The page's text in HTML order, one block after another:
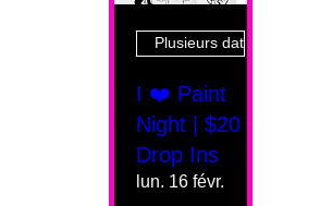
Plusieurs dates
I ❤️ Paint
Night | $20
Drop Ins
lun. 16 févr.